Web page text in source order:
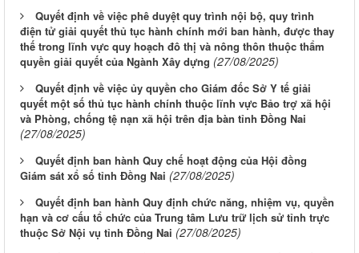
Quyết định về việc phê duyệt quy trình nội bộ, quy trình
điện tử giải quyết thủ tục hành chính mới ban hành, được thay
thế trong lĩnh vực quy hoạch đô thị và nông thôn thuộc thẩm
quyền giải quyết của Ngành Xây dựng (27/08/2025)
Quyết định về việc ủy quyền cho Giám đốc Sở Y tế giải
quyết một số thủ tục hành chính thuộc lĩnh vực Bảo trợ xã hội
và Phòng, chống tệ nạn xã hội trên địa bàn tỉnh Đồng Nai
(27/08/2025)
Quyết định ban hành Quy chế hoạt động của Hội đồng
Giám sát xổ số tỉnh Đồng Nai (27/08/2025)
Quyết định ban hành Quy định chức năng, nhiệm vụ, quyền
hạn và cơ cấu tổ chức của Trung tâm Lưu trữ lịch sử tỉnh trực
thuộc Sở Nội vụ tỉnh Đồng Nai (27/08/2025)